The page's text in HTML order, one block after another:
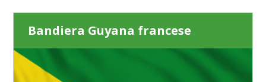
Bandiera Guyana francese